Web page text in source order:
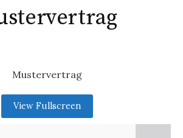
Mustervertrag
View Fullscreen